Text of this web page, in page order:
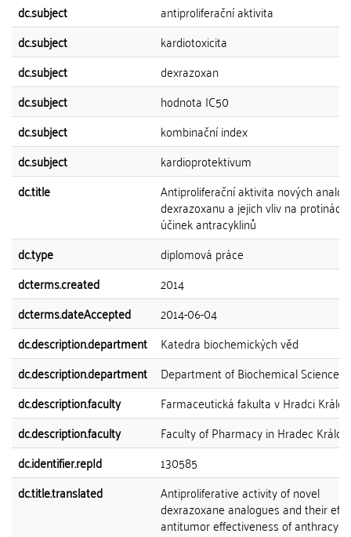
dc.subject
antiproliferační aktivita
dc.subject
kardiotoxicita
dc.subject
dexrazoxan
dc.subject
hodnota IC50
dc.subject
kombinační index
dc.subject
kardioprotektivum
dc.title
Antiproliferační aktivita nových
dexrazoxanu a jejich vliv na
účinek antracyklinů
dc.type
diplomová práce
dcterms.created
2014
dcterms.dateAccepted
2014-06-04
dc.description.department
Katedra biochemických věd
dc.description.department
Department of Biochemical Sciences
dc.description.faculty
Farmaceutická fakulta v Hradci
dc.description.faculty
Faculty of Pharmacy in Hradec
dc.identifier.repId
130585
dc.title.translated
Antiproliferative activity of novel
dexrazoxane analogues and their
antitumor effectiveness of